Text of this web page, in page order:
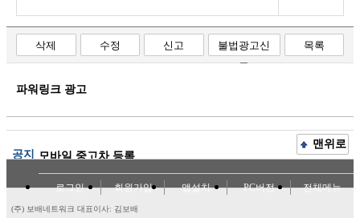
삭제 수정 신고
불법광고신
고
목록
파워링크 광고
공지 모바일 중고차 등록
맨위로
로그인 회원가입 앱설치 PC버전 전체메뉴
(주) 보배네트워크 대표이사: 김보배